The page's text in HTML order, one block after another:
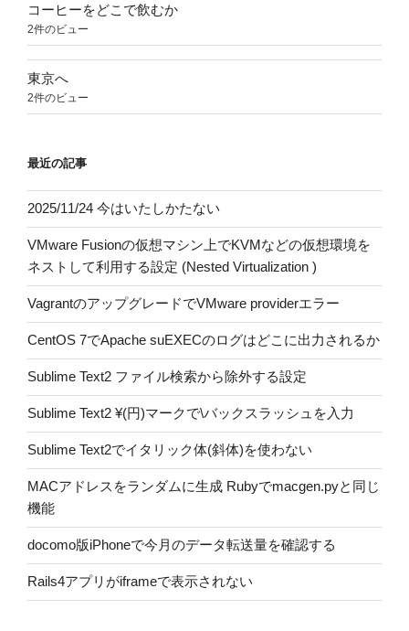
コーヒーをどこで飲むか
2件のビュー
東京へ
2件のビュー
最近の記事
2025/11/24 今はいたしかたない
VMware Fusionの仮想マシン上でKVMなどの仮想環境を
ネストして利用する設定 (Nested Virtualization )
VagrantのアップグレードでVMware providerエラー
CentOS 7でApache suEXECのログはどこに出力されるか
Sublime Text2 ファイル検索から除外する設定
Sublime Text2 ¥(円)マークで\バックスラッシュを入力
Sublime Text2でイタリック体(斜体)を使わない
MACアドレスをランダムに生成 Rubyでmacgen.pyと同じ
機能
docomo版iPhoneで今月のデータ転送量を確認する
Rails4アプリがiframeで表示されない